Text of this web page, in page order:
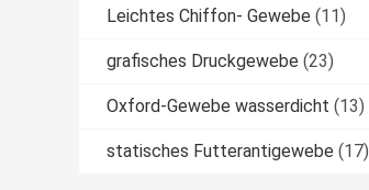
Leichtes Chiffon- Gewebe (11)
grafisches Druckgewebe (23)
Oxford-Gewebe wasserdicht (13)
statisches Futterantigewebe (17)